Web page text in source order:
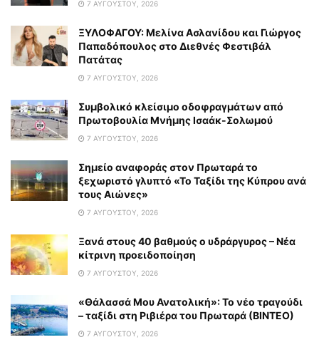
7 ΑΥΓΟΎΣΤΟΥ, 2026
ΞΥΛΟΦΑΓΟΥ: Μελίνα Ασλανίδου και Γιώργος
Παπαδόπουλος στο Διεθνές Φεστιβάλ
Πατάτας
7 ΑΥΓΟΎΣΤΟΥ, 2026
Συμβολικό κλείσιμο οδοφραγμάτων από
Πρωτοβουλία Μνήμης Ισαάκ-Σολωμού
7 ΑΥΓΟΎΣΤΟΥ, 2026
Σημείο αναφοράς στον Πρωταρά το
ξεχωριστό γλυπτό «Το Ταξίδι της Κύπρου ανά
τους Αιώνες»
7 ΑΥΓΟΎΣΤΟΥ, 2026
Ξανά στους 40 βαθμούς ο υδράργυρος – Νέα
κίτρινη προειδοποίηση
7 ΑΥΓΟΎΣΤΟΥ, 2026
«Θάλασσά Μου Ανατολική»: Το νέο τραγούδι
– ταξίδι στη Ριβιέρα του Πρωταρά (ΒΙΝΤΕΟ)
7 ΑΥΓΟΎΣΤΟΥ, 2026